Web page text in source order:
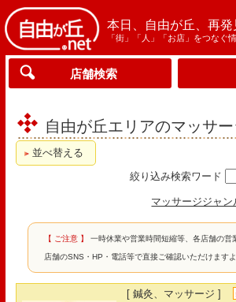
本日、自由が丘、再発
「街」「人」「お店」をつなぐ
店舗検索
自由が丘エリアのマッサ
並べ替える
絞り込み検索ワード
マッサージジャン
【 ご注意 】 一時休業や営業時間短縮等、各店舗の
店舗のSNS・HP・電話等で直接ご確認いただけます
[ 鍼灸、マッサージ ]